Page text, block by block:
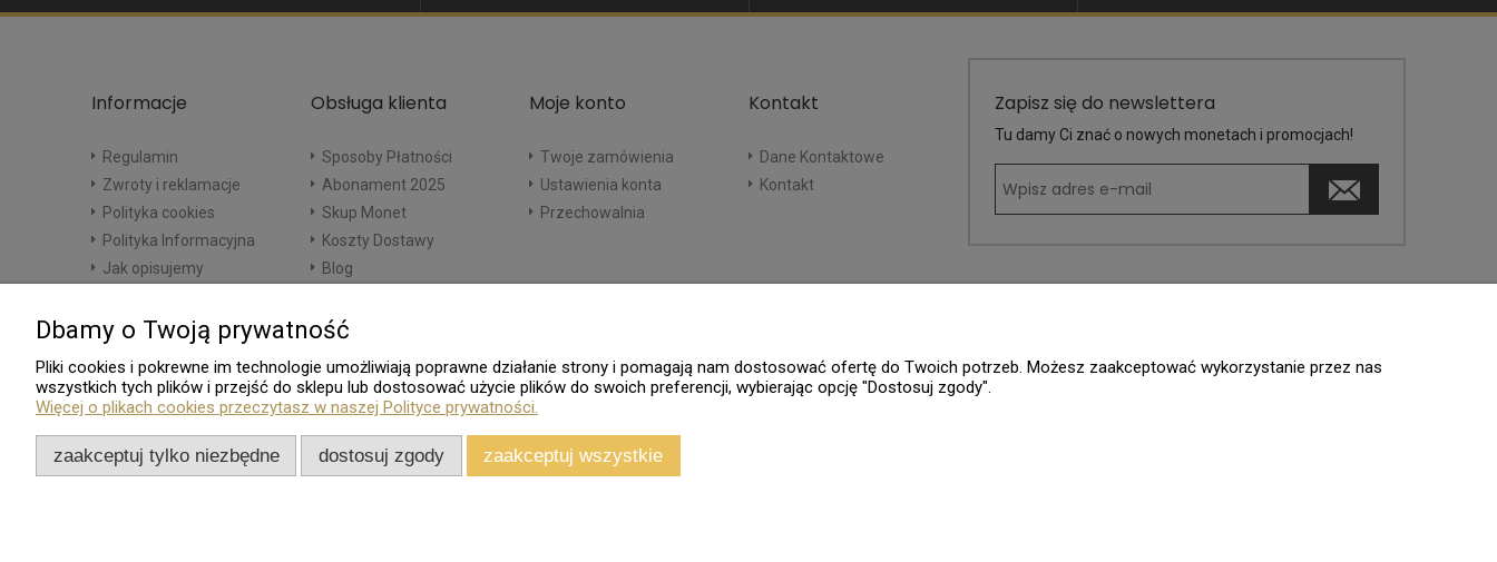
Informacje
Regulamin
Zwroty i reklamacje
Polityka cookies
Polityka Informacyjna
Jak opisujemy
Obsługa klienta
Sposoby Płatności
Abonament 2025
Skup Monet
Koszty Dostawy
Blog
Moje konto
Twoje zamówienia
Ustawienia konta
Przechowalnia
Kontakt
Dane Kontaktowe
Kontakt
Zapisz się do newslettera
Tu damy Ci znać o nowych monetach i promocjach!
Dbamy o Twoją prywatność
Pliki cookies i pokrewne im technologie umożliwiają poprawne działanie strony i pomagają nam dostosować ofertę do Twoich potrzeb. Możesz zaakceptować wykorzystanie przez nas
wszystkich tych plików i przejść do sklepu lub dostosować użycie plików do swoich preferencji, wybierając opcję "Dostosuj zgody".
Więcej o plikach cookies przeczytasz w naszej Polityce prywatności.
zaakceptuj tylko niezbędne dostosuj zgody zaakceptuj wszystkie